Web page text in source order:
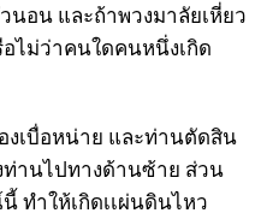
นอน และถ้าพวงมาลัยเหี่ยว
อไม่ว่าคนใดคนหนึ่งเกิด
เบื่อหน่าย และท่านตัดสิน
ท่านไปทางด้านซ้าย ส่วน
ทำให้เกิดเเผ่นดินไหว